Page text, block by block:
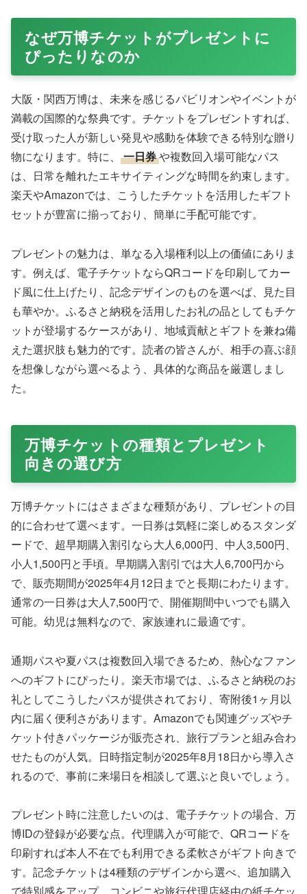
なぜ万博チケットがプレゼントに
ぴったりなのか
大阪・関西万博は、未来を感じるパビリオンやイベントが
満載の国際的な祭典です。チケットをプレゼントすれば、
受け取った人が新しい発見や感動を体験できる特別な贈り
物になります。特に、
一日券や複数回入場可能なパス
は、日常を離れたエキサイティングな時間を約束します。
楽天やAmazonでは、こうしたチケットを活用したギフト
セットが豊富に揃っており、簡単に手配可能です。
プレゼントの魅力は、単なる入場権利以上の価値にありま
す。例えば、電子チケットならQRコードを印刷してカー
ド風に仕上げたり、記念デザインのものを選べば、見た目
も華やか。ふるさと納税を活用したお礼の品としてもチケ
ットが登場するケースがあり、地域貢献とギフトを兼ね備
えた選択肢も魅力的です。読者の皆さんが、相手の喜ぶ顔
を想像しながら選べるよう、具体的な商品を厳選しまし
た。
万博チケットの種類とプレゼント
向きの選び方
万博チケットにはさまざまな種類があり、プレゼントの目
的に合わせて選べます。一日券は気軽に楽しめるスタンダ
ードで、超早期購入割引なら大人6,000円、中人3,500円、
小人1,500円と手頃。早期購入割引では大人6,700円から
で、販売期間が2025年4月12日までと長期にわたります。
通常の一日券は大人7,500円で、開催期間中いつでも購入
可能。幼児は無料なので、家族連れに最適です。
通期パスや夏パスは複数回入場できるため、熱心なファン
へのギフトにぴったり。楽天市場では、ふるさと納税のお
礼としてこうしたパスが提供されており、寄附後1ヶ月以
内に届く便利さがあります。Amazonでも関連グッズやチ
ケット付きパッケージが販売され、旅行プランと組み合わ
せたものが人気。日時指定制が2025年8月18日から導入さ
れるので、事前に来場日を相談して選ぶと良いでしょう。
プレゼント時に注意したいのは、電子チケットの場合、万
博IDの登録が必要な点。代理購入が可能で、QRコードを
印刷すれば本人不在でも利用できる柔軟さがギフト向きで
す。記念チケットは4種類のデザインから選べ、追加購入